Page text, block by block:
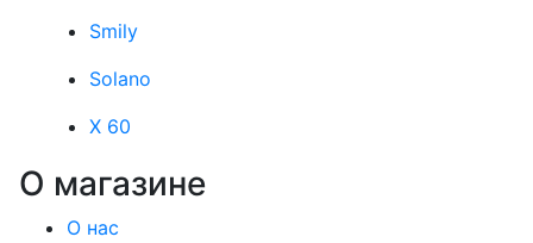
Smily
Solano
X 60
О магазине
О нас